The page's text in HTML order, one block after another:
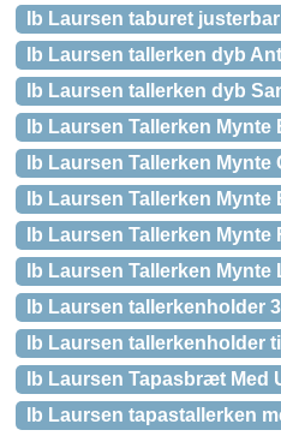
Ib Laursen taburet
Ib Laursen tallerken dyb
Ib Laursen tallerken dyb
Ib Laursen Tallerken Mynte
Ib Laursen Tallerken Mynte
Ib Laursen Tallerken
Ib Laursen Tallerken Mynte
Ib Laursen Tallerken Mynte
Ib Laursen tallerkenholder
Ib Laursen tallerkenholder
Ib Laursen Tapasbræt Med
Ib Laursen tapastallerken